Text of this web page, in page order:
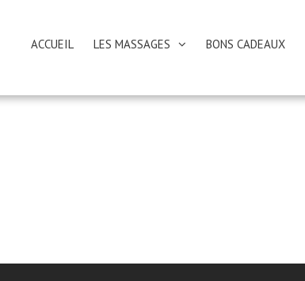
ACCUEIL LES MASSAGES BONS CADEAUX